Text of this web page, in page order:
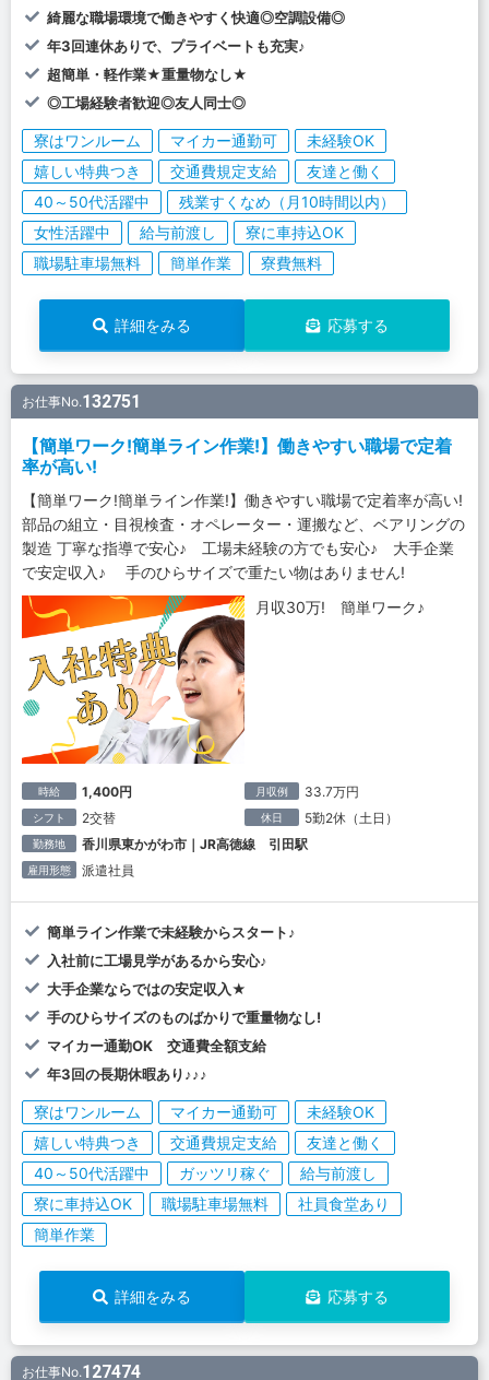
綺麗な職場環境で働きやすく快適◎空調設備◎
年3回連休ありで、プライベートも充実♪
超簡単・軽作業★重量物なし★
◎工場経験者歓迎◎友人同士◎
寮はワンルーム マイカー通勤可
未経験OK
嬉しい特典つき
交通費規定支給
友達と働く
40～50代活躍中
残業すくなめ（月10時間以内）
女性活躍中
給与前渡し
寮に車持込OK
職場駐車場無料
簡単作業 寮費無料
詳細をみる 応募する
お仕事No.132751
【簡単ワーク!簡単ライン作業!】働きやすい職場で定着
率が高い!
【簡単ワーク!簡単ライン作業!】働きやすい職場で定着率が高い!
部品の組立・目視検査・オペレーター・運搬など、ベアリングの
製造 丁寧な指導で安心♪ 工場未経験の方でも安心♪ 大手企業
で安定収入♪ 手のひらサイズで重たい物はありません!
月収30万! 簡単ワーク♪
時給 1,400円 月収例 33.7万円
シフト 2交替 休日 5勤2休（土日）
勤務地 香川県東かがわ市｜JR高徳線 引田駅
雇用形態 派遣社員
簡単ライン作業で未経験からスタート♪
入社前に工場見学があるから安心♪
大手企業ならではの安定収入★
手のひらサイズのものばかりで重量物なし!
マイカー通勤OK 交通費全額支給
年3回の長期休暇あり♪♪♪
寮はワンルーム マイカー通勤可
未経験OK
嬉しい特典つき
交通費規定支給
友達と働く
40～50代活躍中
ガッツリ稼ぐ
給与前渡し
寮に車持込OK
職場駐車場無料
社員食堂あり
簡単作業
詳細をみる 応募する
お仕事No.127474